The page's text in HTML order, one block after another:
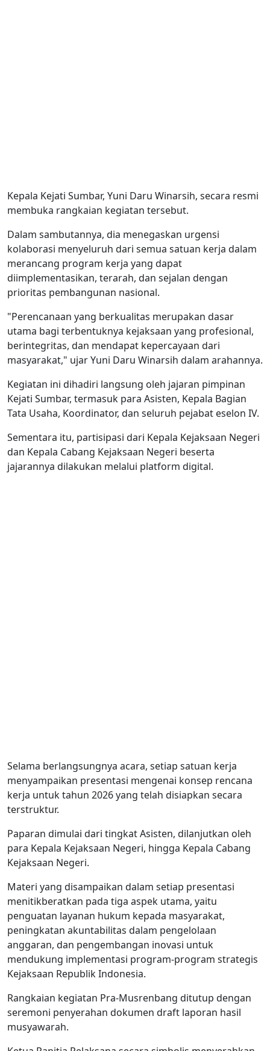
Kepala Kejati Sumbar, Yuni Daru Winarsih, secara resmi
membuka rangkaian kegiatan tersebut.
Dalam sambutannya, dia menegaskan urgensi
kolaborasi menyeluruh dari semua satuan kerja dalam
merancang program kerja yang dapat
diimplementasikan, terarah, dan sejalan dengan
prioritas pembangunan nasional.
"Perencanaan yang berkualitas merupakan dasar
utama bagi terbentuknya kejaksaan yang profesional,
berintegritas, dan mendapat kepercayaan dari
masyarakat," ujar Yuni Daru Winarsih dalam arahannya.
Kegiatan ini dihadiri langsung oleh jajaran pimpinan
Kejati Sumbar, termasuk para Asisten, Kepala Bagian
Tata Usaha, Koordinator, dan seluruh pejabat eselon IV.
Sementara itu, partisipasi dari Kepala Kejaksaan Negeri
dan Kepala Cabang Kejaksaan Negeri beserta
jajarannya dilakukan melalui platform digital.
Selama berlangsungnya acara, setiap satuan kerja
menyampaikan presentasi mengenai konsep rencana
kerja untuk tahun 2026 yang telah disiapkan secara
terstruktur.
Paparan dimulai dari tingkat Asisten, dilanjutkan oleh
para Kepala Kejaksaan Negeri, hingga Kepala Cabang
Kejaksaan Negeri.
Materi yang disampaikan dalam setiap presentasi
menitikberatkan pada tiga aspek utama, yaitu
penguatan layanan hukum kepada masyarakat,
peningkatan akuntabilitas dalam pengelolaan
anggaran, dan pengembangan inovasi untuk
mendukung implementasi program-program strategis
Kejaksaan Republik Indonesia.
Rangkaian kegiatan Pra-Musrenbang ditutup dengan
seremoni penyerahan dokumen draft laporan hasil
musyawarah.